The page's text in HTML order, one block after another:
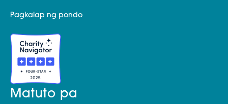
Pagkalap ng pondo
Matuto pa